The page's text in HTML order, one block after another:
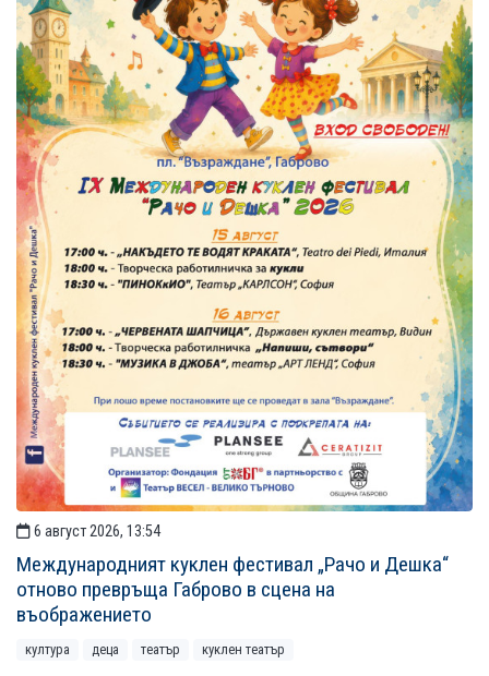
6 август 2026, 13:54
Международният куклен фестивал „Рачо и Дешка“
отново превръща Габрово в сцена на
въображението
култура деца театър куклен театър